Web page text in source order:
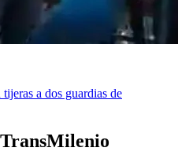
a dos guardias de